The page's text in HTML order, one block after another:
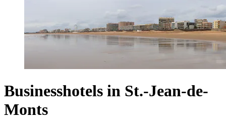
Businesshotels in St.-Jean-de-
Monts